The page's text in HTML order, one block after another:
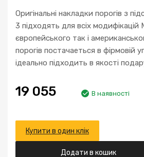
Оригінальні накладки порогів з
3 підходять для всіх модифікацій
європейського так і
порогів постачаеться в фірмовій
ідеально підходить в якості
19 055 В наявності
Купити в один клік
Додати в кошик